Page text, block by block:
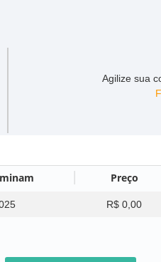
Agilize sua
Preço
R$ 0,00